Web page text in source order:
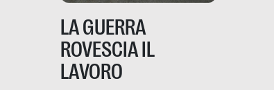
LA GUERRA
ROVESCIA IL
LAVORO